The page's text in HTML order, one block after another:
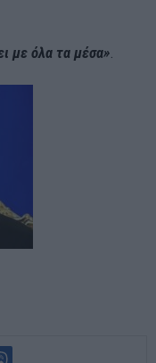
με όλα τα μέσα»